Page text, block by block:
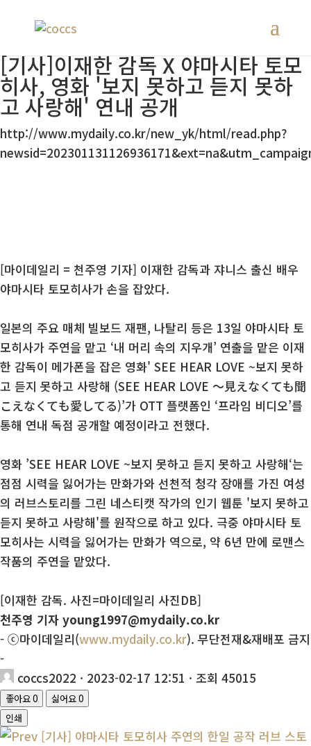
[기사]이재한 감독 X 야마시타 토모
히사, 영화 '보지 못하고 듣지 못하
고 사랑해' 연내 공개
http://www.mydaily.co.kr/new_yk/html/read.php?
[마이데일리 = 천주영 기자] 이재한 감독과 쟈니스 출신 배우
야마시타 토모히사가 손을 잡았다.
일본의 주요 매체 빌보드 재팬, 나탈리 등은 13일 야마시타 토
모히사가 주연을 맡고 ‘내 머리 속의 지우개’ 연출을 맡은 이재
한 감독이 메가폰을 잡은 영화' SEE HEAR LOVE ~보지 못하
고 듣지 못하고 사랑해 (SEE HEAR LOVE ～見えなくても聞
こえなくても愛してる)’가 OTT 플랫폼인 ‘프라임 비디오’를
통해 연내 독점 공개할 예정이라고 전했다.
영화 ’SEE HEAR LOVE ~보지 못하고 듣지 못하고 사랑해‘는
점점 시력을 잃어가는 만화가와 선천적 청각 장애를 가진 여성
의 러브스토리를 그린 네스티캣 작가의 인기 웹툰 '보지 못하고
듣지 못하고 사랑해'를 원작으로 하고 있다. 극중 야마시타 토
모히사는 시력을 잃어가는 만화가 역으로, 약 6년 만에 로맨스
작품의 주연을 맡았다.
[이재한 감독. 사진=마이데일리 사진DB]
천주영 기자 young1997@mydaily.co.kr
- ⓒ마이데일리(www.mydaily.co.kr). 무단전재&재배포 금지
-
coccs2022 · 2023-02-17 12:51 · 조회 45015
좋아요0 싫어요0
인쇄
[기사] 야마시타 토모히사 주연의 한일 공작 러브 스토